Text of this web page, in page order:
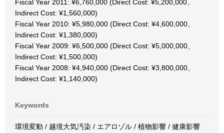
Fiscal Year 2011: ¥6,760,000 (Direct Cost: ¥5,200,000、
Indirect Cost: ¥1,560,000)
Fiscal Year 2010: ¥5,980,000 (Direct Cost: ¥4,600,000、
Indirect Cost: ¥1,380,000)
Fiscal Year 2009: ¥6,500,000 (Direct Cost: ¥5,000,000、
Indirect Cost: ¥1,500,000)
Fiscal Year 2008: ¥4,940,000 (Direct Cost: ¥3,800,000、
Indirect Cost: ¥1,140,000)
Keywords
環境変動 / 越境大気汚染 / エアロゾル / 植物影響 / 健康影響